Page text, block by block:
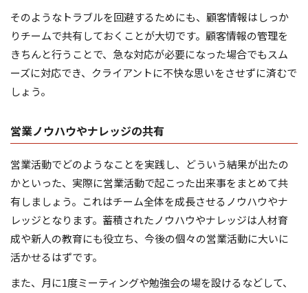
そのようなトラブルを回避するためにも、顧客情報はしっか
りチームで共有しておくことが大切です。顧客情報の管理を
きちんと行うことで、急な対応が必要になった場合でもスム
ーズに対応でき、クライアントに不快な思いをさせずに済むで
しょう。
営業ノウハウやナレッジの共有
営業活動でどのようなことを実践し、どういう結果が出たの
かといった、実際に営業活動で起こった出来事をまとめて共
有しましょう。これはチーム全体を成長させるノウハウやナ
レッジとなります。蓄積されたノウハウやナレッジは人材育
成や新人の教育にも役立ち、今後の個々の営業活動に大いに
活かせるはずです。
また、月に1度ミーティングや勉強会の場を設けるなどして、